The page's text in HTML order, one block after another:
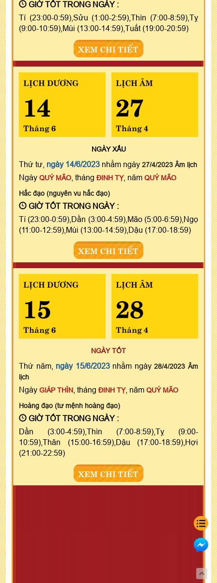
GIỜ TỐT TRONG NGÀY :
Tí (23:00-0:59),Sửu (1:00-2:59),Thìn (7:00-8:59),Tỵ
(9:00-10:59),Mùi (13:00-14:59),Tuất (19:00-20:59)
XEM CHI TIẾT
LỊCH DƯƠNG
14
Tháng 6
LỊCH ÂM
27
Tháng 4
NGÀYXẤU
Thứ tư, ngày 14/6/2023 nhằm ngày 27/4/2023 Âm lịch
Ngày QUÝ MÃO , tháng ĐINH TỴ, năm QUÝ MÃO
Hắc đạo (nguyên vu hắc đạo)
GIỜ TỐT TRONG NGÀY :
Tí (23:00-0:59),Dần (3:00-4:59),Mão (5:00-6:59),Ngọ
(11:00-12:59),Mùi (13:00-14:59),Dậu (17:00-18:59)
XEM CHI TIẾT
LỊCH DƯƠNG
15
Tháng 6
LỊCH ÂM
28
Tháng 4
NGÀY TỐT
Thứ năm, ngày 15/6/2023nhằm ngày28/4/2023 Âm
lịch
Ngày GIÁP THÌN , tháng ĐINH TỴ, năm QUÝ MÃO
Hoàng đạo (tư mệnh hoàng đạo)
GIỜ TỐT TRONG NGÀY :
Dần (3:00-4:59),Thìn (7:00-8:59),Tỵ (9:00-
10:59),Thân (15:00-16:59),Dậu (17:00-18:59),Hợi
(21:00-22:59)
XEM CHI TIẾT